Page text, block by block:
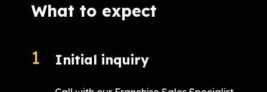
What to expect
Initial inquiry